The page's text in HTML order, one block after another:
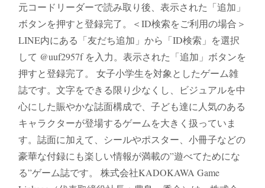
元コードリーダーで読み取り後、表示された「追加」
ボタンを押すと登録完了。＜ID検索をご利用の場合＞
LINE内にある「友だち追加」から「ID検索」を選択
して @uuf2957f を入力。表示された「追加」ボタンを
押すと登録完了。 女子小学生を対象としたゲーム雑
誌です。文字をできる限り少なくし、ビジュアルを中
心にした賑やかな誌面構成で、子ども達に人気のある
キャラクターが登場するゲームを大きく扱っていま
す。誌面に加えて、シールやポスター、小冊子などの
豪華な付録にも楽しい情報が満載の”遊べてためにな
る”ゲーム誌です。 株式会社KADOKAWA Game